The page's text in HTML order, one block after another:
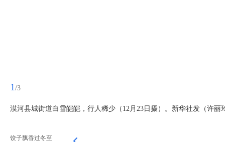
1 /3
漠河县城街道白雪皑皑，行人稀少（12月23日摄）。新华社发（许丽
饺子飘香过冬至